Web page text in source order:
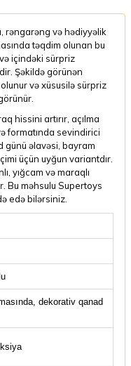
rəngarəng və hədiyyəlik
təqdim olunan bu
içindəki sürpriz
Şəkildə görünən
və xüsusilə sürpriz
hissini artırır, açılma
formatında sevindirici
günü əlavəsi, bayram
üçün uyğun variantdır.
yığcam və maraqlı
Bu məhsulu Supertoys
edə bilərsiniz.
dekorativ qanad